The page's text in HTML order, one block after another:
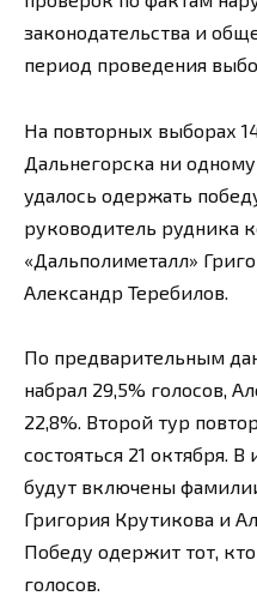
законодательства и
период проведения
На повторных выборах
Дальнегорска ни
удалось одержать
руководитель рудника
«Дальполиметалл»
Александр Теребилов.
По предварительным
набрал 29,5% голосов,
22,8%. Второй тур
состояться 21 октября.
будут включены
Григория Крутикова и
Победу одержит тот,
голосов.